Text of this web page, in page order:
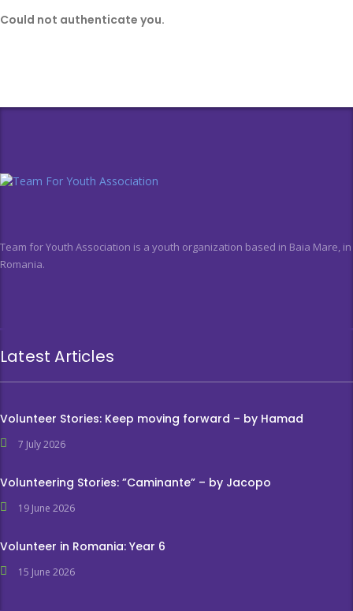
Could not authenticate you.
Team for Youth Association is a youth organization based in Baia Mare, in
Romania.
Latest Articles
Volunteer Stories: Keep moving forward – by Hamad
7 July 2026
Volunteering Stories: ”Caminante” – by Jacopo
19 June 2026
Volunteer in Romania: Year 6
15 June 2026